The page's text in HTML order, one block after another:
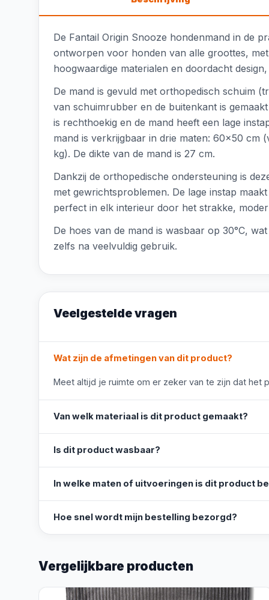
De Fantail Origin Snooze hondenmand in de
ontworpen voor honden van alle groottes,
hoogwaardige materialen en doordacht
De mand is gevuld met orthopedisch schuim
van schuimrubber en de buitenkant is
is rechthoekig en de mand heeft een lage
mand is verkrijgbaar in drie maten: 60x50 cm
kg). De dikte van de mand is 27 cm.
Dankzij de orthopedische ondersteuning is
met gewrichtsproblemen. De lage instap
perfect in elk interieur door het strakke,
De hoes van de mand is wasbaar op 30°C,
zelfs na veelvuldig gebruik.
Veelgestelde vragen
Wat zijn de afmetingen van dit product?
Meet altijd je ruimte om er zeker van te zijn dat het
Van welk materiaal is dit product gemaakt?
Is dit product wasbaar?
In welke maten of uitvoeringen is dit product
Hoe snel wordt mijn bestelling bezorgd?
Vergelijkbare producten